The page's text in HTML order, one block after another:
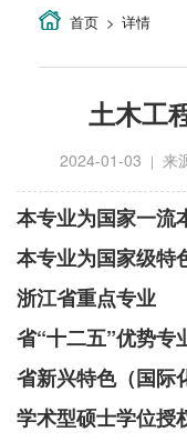
首页 详情
土木工
2024-01-03 | 来
本专业为国家一流
本专业为国家级特
浙江省重点专业
省“十二五”优势专
省新兴特色（国际
学术型硕士学位授